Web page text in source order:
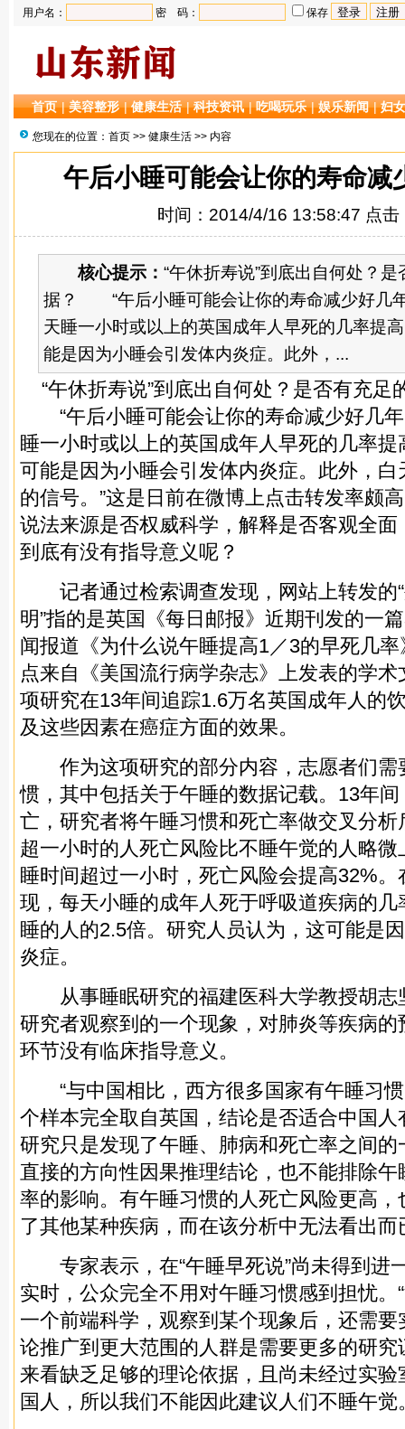
用户名： 密 码： 保存
首页 |美容整形 |健康生活 |科技资讯 |吃喝玩乐 |娱乐新闻 |妇
您现在的位置： 首页 >> 健康生活 >> 内容
午后小睡可能会让你的寿命减
时间：2014/4/16 13:58:47 点击
核心提示： “午休折寿说”到底出自何处？
据？ “午后小睡可能会让你的寿命减少好几
天睡一小时或以上的英国成年人早死的几率提
能是因为小睡会引发体内炎症。此外，...
“午休折寿说”到底出自何处？是否有充足
“午后小睡可能会让你的寿命减少好几年
睡一小时或以上的英国成年人早死的几率
可能是因为小睡会引发体内炎症。此外，
的信号。”这是日前在微博上点击转发率颇
说法来源是否权威科学，解释是否客观全
到底有没有指导意义呢？
记者通过检索调查发现，网站上转发的“
明”指的是英国《每日邮报》近期刊发的一
闻报道《为什么说午睡提高1／3的早死几
点来自《美国流行病学杂志》上发表的学
项研究在13年间追踪1.6万名英国成年人的
及这些因素在癌症方面的效果。
作为这项研究的部分内容，志愿者们需
惯，其中包括关于午睡的数据记载。13年
亡，研究者将午睡习惯和死亡率做交叉分
超一小时的人死亡风险比不睡午觉的人略
睡时间超过一小时，死亡风险会提高32%
现，每天小睡的成年人死于呼吸道疾病的
睡的人的2.5倍。研究人员认为，这可能是
炎症。
从事睡眠研究的福建医科大学教授胡志
研究者观察到的一个现象，对肺炎等疾病
环节没有临床指导意义。
“与中国相比，西方很多国家有午睡习惯
个样本完全取自英国，结论是否适合中国
研究只是发现了午睡、肺病和死亡率之间
直接的方向性因果推理结论，也不能排除
率的影响。有午睡习惯的人死亡风险更高
了其他某种疾病，而在该分析中无法看出而
专家表示，在“午睡早死说”尚未得到进
实时，公众完全不用对午睡习惯感到担忧。
一个前端科学，观察到某个现象后，还需
论推广到更大范围的人群是需要更多的研
来看缺乏足够的理论依据，且尚未经过实
国人，所以我们不能因此建议人们不睡午觉